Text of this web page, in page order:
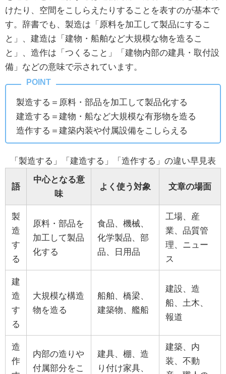
けたり、空間をこしらえたりすることを表すのが基本で
す。辞書でも、製造は「原料を加工して製品にするこ
と」、建造は「建物・船舶など大規模な物を造るこ
と」、造作は「つくること」「建物内部の建具・取付設
備」などの意味で示されています。
製造する＝原料・部品を加工して製品化する
建造する＝建物・船など大規模な有形物を造る
造作する＝建築内装や付属設備をこしらえる
「製造する」「建造する」「造作する」の違い早見表
語
中心となる意
味
よく使う対象 文章の場面
製
造
す
る
原料・部品を
加工して製品
化する
食品、機械、
化学製品、部
品、日用品
工場、産
業、品質管
理、ニュー
ス
建
造
す
る
大規模な構造
物を造る
船舶、橋梁、
建築物、艦船
建設、造
船、土木、
報道
造
作
内部の造りや
付属部分をこ
建具、棚、造
り付け家具、
建築、内
装、不動